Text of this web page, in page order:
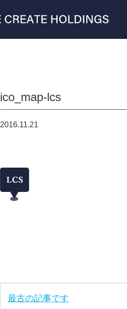
ico_map-lcs
2016.11.21
最古の記事です